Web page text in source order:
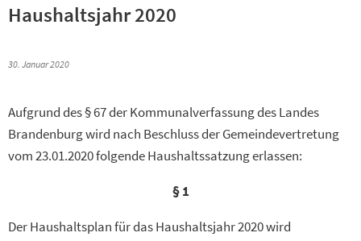
Haushaltsjahr 2020
30. Januar 2020
Aufgrund des § 67 der Kommunalverfassung des Landes
Brandenburg wird nach Beschluss der Gemeindevertretung
vom 23.01.2020 folgende Haushaltssatzung erlassen:
§ 1
Der Haushaltsplan für das Haushaltsjahr 2020 wird